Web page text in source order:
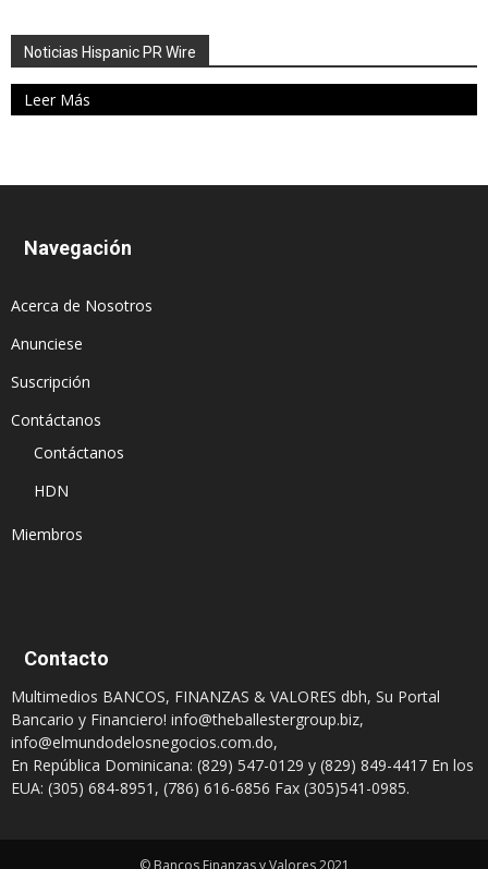
Noticias Hispanic PR Wire
Leer Más
Navegación
Acerca de Nosotros
Anunciese
Suscripción
Contáctanos
Contáctanos
HDN
Miembros
Contacto
Multimedios BANCOS, FINANZAS & VALORES dbh, Su Portal
Bancario y Financiero! info@theballestergroup.biz,
info@elmundodelosnegocios.com.do,
En República Dominicana: (829) 547-0129 y (829) 849-4417 En los
EUA: (305) 684-8951, (786) 616-6856 Fax (305)541-0985.